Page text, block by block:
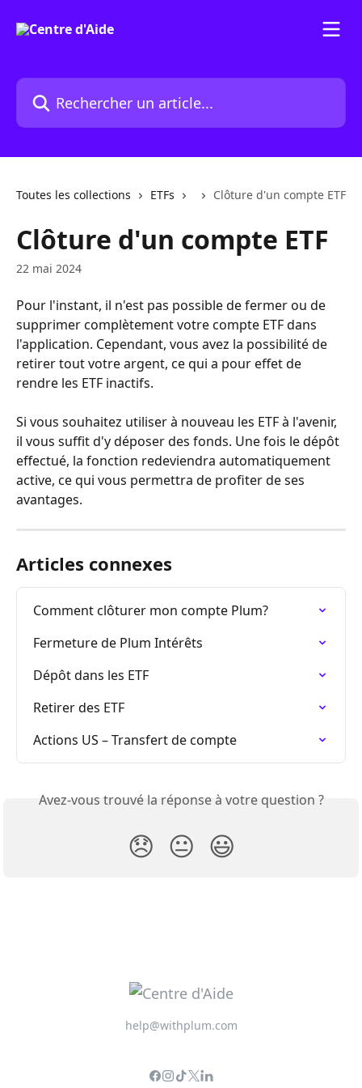
Rechercher un article...
Toutes les collections ETFs Clôture d'un compte ETF
Clôture d'un compte ETF
22 mai 2024
Pour l'instant, il n'est pas possible de fermer ou de
supprimer complètement votre compte ETF dans
l'application. Cependant, vous avez la possibilité de
retirer tout votre argent, ce qui a pour effet de
rendre les ETF inactifs.
Si vous souhaitez utiliser à nouveau les ETF à l'avenir,
il vous suffit d'y déposer des fonds. Une fois le dépôt
effectué, la fonction redeviendra automatiquement
active, ce qui vous permettra de profiter de ses
avantages.
Articles connexes
Comment clôturer mon compte Plum?
Fermeture de Plum Intérêts
Dépôt dans les ETF
Retirer des ETF
Actions US – Transfert de compte
Avez-vous trouvé la réponse à votre question ?
😞 😐 😃
help@withplum.com